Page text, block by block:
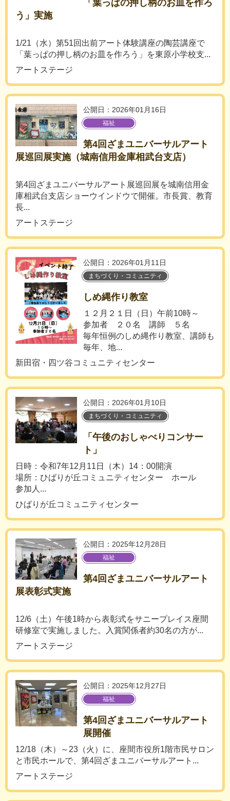
「葉っぱの押し柄のお皿を作ろ
う」実施
1/21（水）第51回出前アート体験講座の陶芸講座で
「葉っぱの押し柄のお皿を作ろう」を東原小学校支...
アートステージ
公開日：2026年01月16日
福祉
第4回ざまユニバーサルアート
展巡回展実施（城南信用金庫相武台支店）
第4回ざまユニバーサルアート展巡回展を城南信用金
庫相武台支店ショーウインドウで開催。市長賞、教育
長...
アートステージ
公開日：2026年01月11日
まちづくり・コミュニティ
しめ縄作り教室
１２月２１日（日）午前10時～
参加者 ２０名 講師 ５名
毎年恒例のしめ縄作り教室、講師も
毎年、地...
新田宿・四ツ谷コミュニティセンター
公開日：2026年01月10日
まちづくり・コミュニティ
「午後のおしゃべりコンサー
ト」
日時：令和7年12月11日（木）14：00開演
場所：ひばりが丘コミュニティセンター ホール
参加人...
ひばりが丘コミュニティセンター
公開日：2025年12月28日
福祉
第4回ざまユニバーサルアート
展表彰式実施
12/6（土）午後1時から表彰式をサニープレイス座間
研修室で実施しました。入賞関係者約30名の方が...
アートステージ
公開日：2025年12月27日
福祉
第4回ざまユニバーサルアート
展開催
12/18（木）～23（火）に、座間市役所1階市民サロン
と市民ホールで、第4回ざまユニバーサルアート...
アートステージ